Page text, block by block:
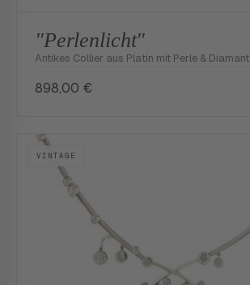
"Perlenlicht"
Antikes Collier aus Platin mit Perle & Diamant
898,00 €
VINTAGE